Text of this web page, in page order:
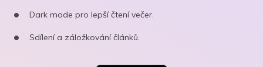
Dark mode pro lepší čtení večer.
Sdílení a záložkování článků.